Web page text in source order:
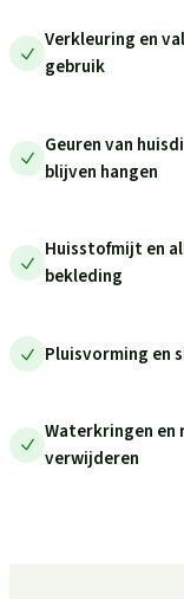
Verkleuring en
gebruik
Geuren van
blijven hangen
Huisstofmijt en
bekleding
Pluisvorming en
Waterkringen en
verwijderen